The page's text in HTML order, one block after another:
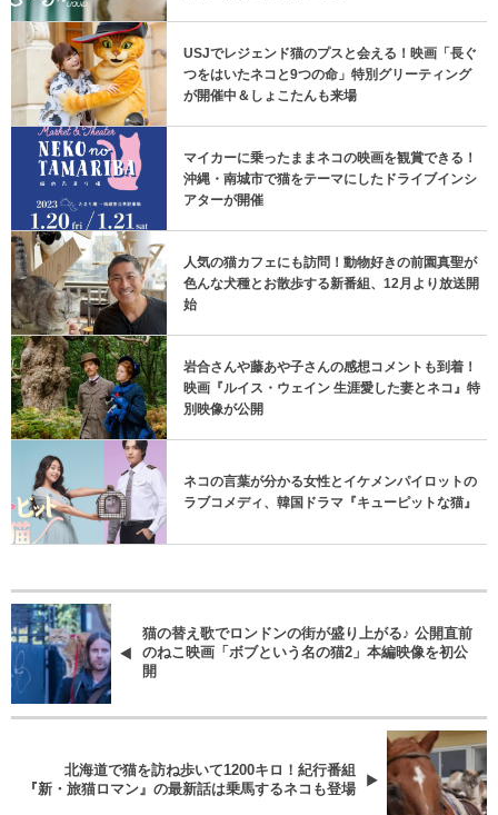
USJでレジェンド猫のプスと会える！映画「長ぐ
つをはいたネコと9つの命」特別グリーティング
が開催中＆しょこたんも来場
マイカーに乗ったままネコの映画を観賞できる！
沖縄・南城市で猫をテーマにしたドライブインシ
アターが開催
人気の猫カフェにも訪問！動物好きの前園真聖が
色んな犬種とお散歩する新番組、12月より放送開
始
岩合さんや藤あや子さんの感想コメントも到着！
映画『ルイス・ウェイン 生涯愛した妻とネコ』特
別映像が公開
ネコの言葉が分かる女性とイケメンパイロットの
ラブコメディ、韓国ドラマ『キューピットな猫』
猫の替え歌でロンドンの街が盛り上がる♪ 公開直前
のねこ映画「ボブという名の猫2」本編映像を初公
開
北海道で猫を訪ね歩いて1200キロ！紀行番組
『新・旅猫ロマン』の最新話は乗馬するネコも登場